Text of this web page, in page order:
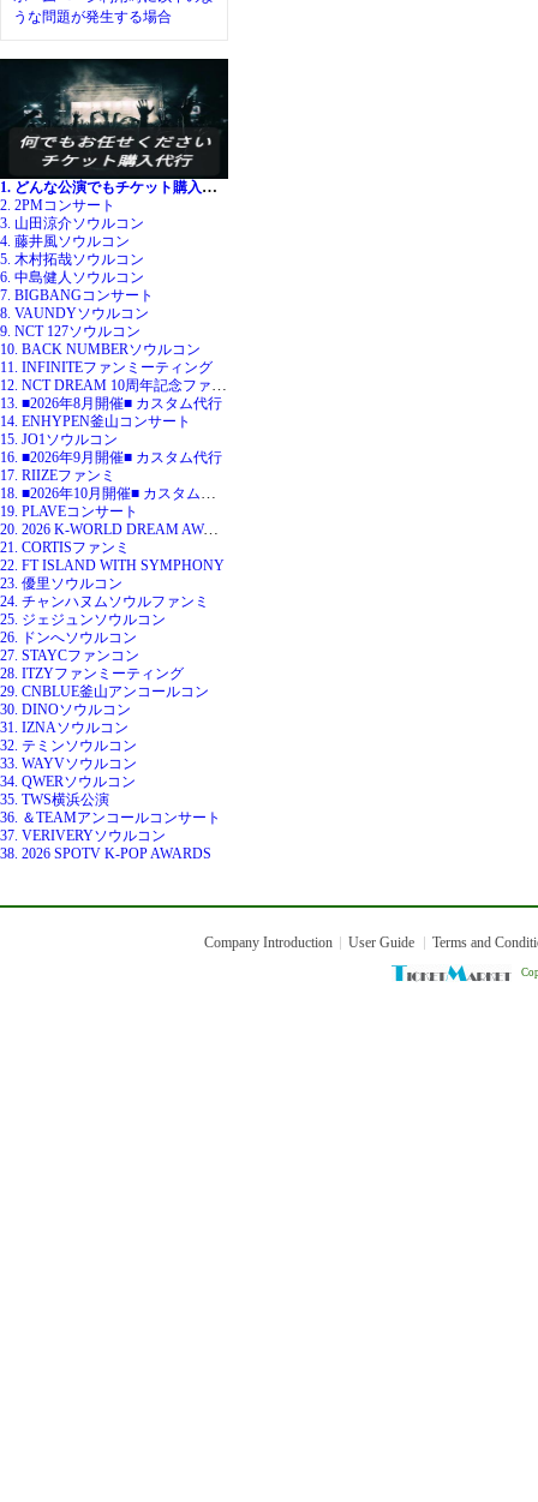
うな問題が発生する場合
1. どんな公演でもチケット購入代行
2. 2PMコンサート
3. 山田涼介ソウルコン
4. 藤井風ソウルコン
5. 木村拓哉ソウルコン
6. 中島健人ソウルコン
7. BIGBANGコンサート
8. VAUNDYソウルコン
9. NCT 127ソウルコン
10. BACK NUMBERソウルコン
11. INFINITEファンミーティング
12. NCT DREAM 10周年記念ファンミ
13. ■2026年8月開催■ カスタム代行
14. ENHYPEN釜山コンサート
15. JO1ソウルコン
16. ■2026年9月開催■ カスタム代行
17. RIIZEファンミ
18. ■2026年10月開催■ カスタム代行
19. PLAVEコンサート
20. 2026 K-WORLD DREAM AWARDS
21. CORTISファンミ
22. FT ISLAND WITH SYMPHONY
23. 優里ソウルコン
24. チャンハヌムソウルファンミ
25. ジェジュンソウルコン
26. ドンへソウルコン
27. STAYCファンコン
28. ITZYファンミーティング
29. CNBLUE釜山アンコールコン
30. DINOソウルコン
31. IZNAソウルコン
32. テミンソウルコン
33. WAYVソウルコン
34. QWERソウルコン
35. TWS横浜公演
36. ＆TEAMアンコールコンサート
37. VERIVERYソウルコン
38. 2026 SPOTV K-POP AWARDS
Company Introduction User Guide Terms and